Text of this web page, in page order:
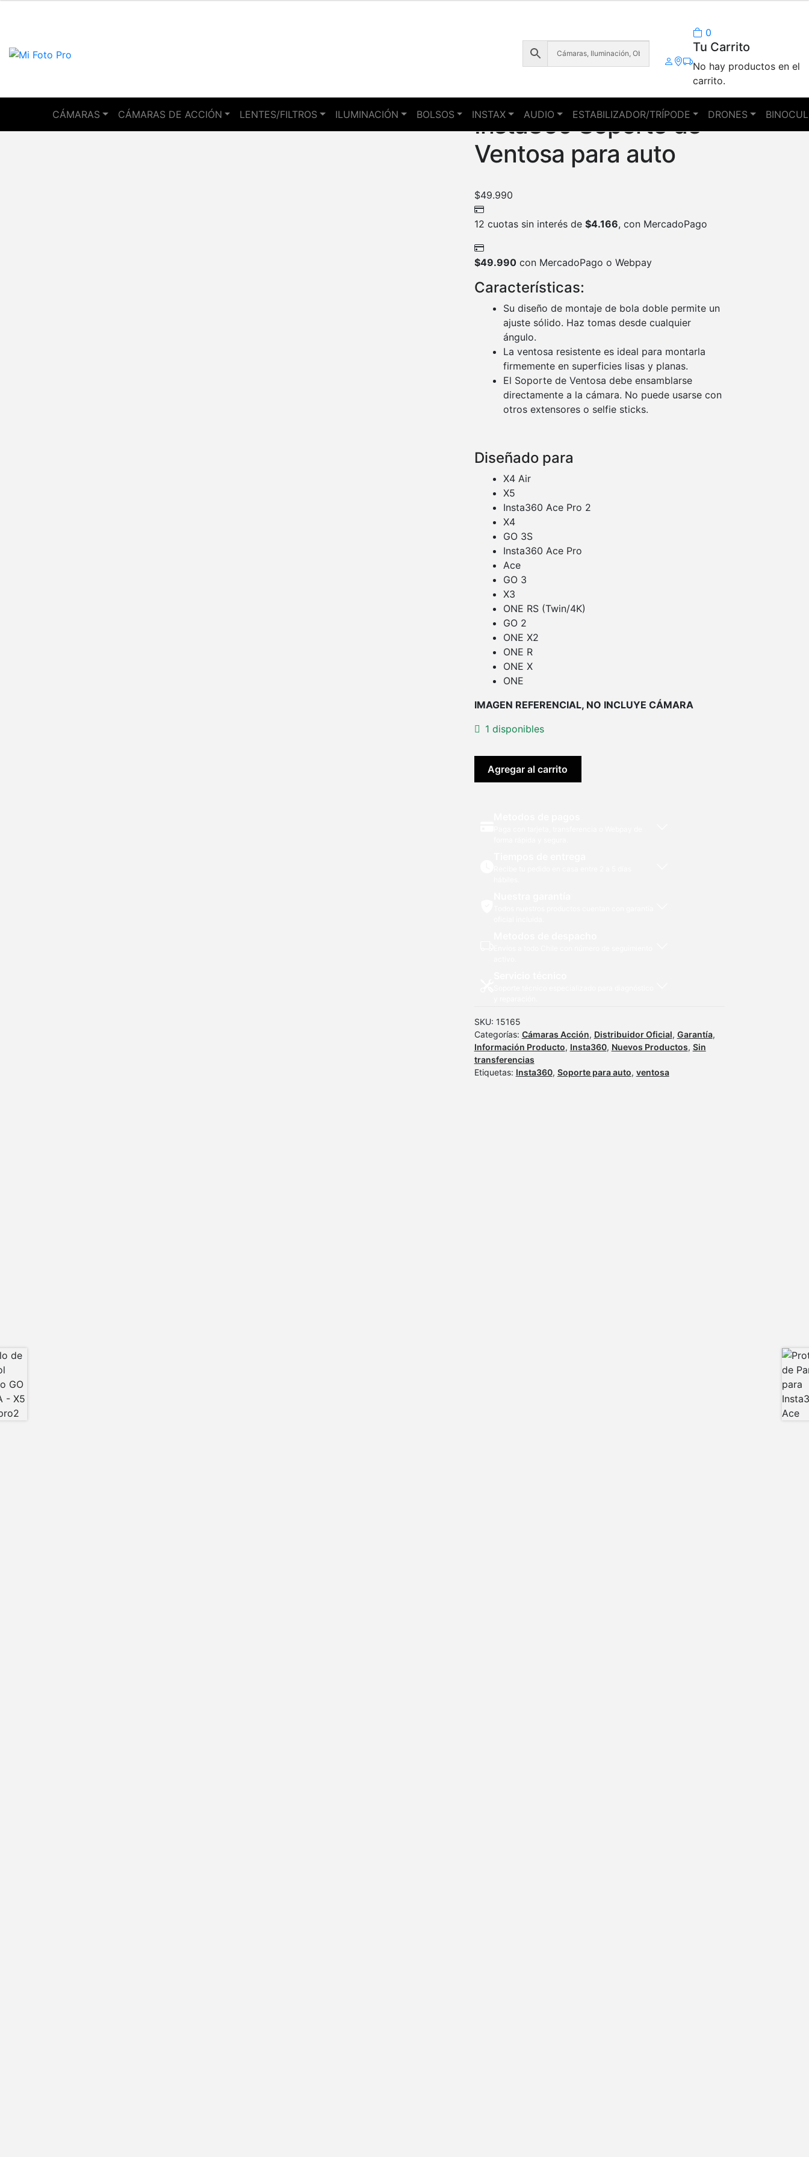
0
Tu Carrito
No hay productos en el
carrito.
CÁMARAS CÁMARAS DE ACCIÓN LENTES/FILTROS ILUMINACIÓN BOLSOS INSTAX AUDIO ESTABILIZADOR/TRÍPODE DRONES
Insta360 Soporte de
Ventosa para auto
$49.990
12 cuotas sin interés de $4.166, con MercadoPago
$49.990con MercadoPago o Webpay
Características:
Su diseño de montaje de bola doble permite un
ajuste sólido. Haz tomas desde cualquier
ángulo.
La ventosa resistente es ideal para montarla
firmemente en superficies lisas y planas.
El Soporte de Ventosa debe ensamblarse
directamente a la cámara. No puede usarse con
otros extensores o selfie sticks.
Diseñado para
X4 Air
X5
Insta360 Ace Pro 2
X4
GO 3S
Insta360 Ace Pro
Ace
GO 3
X3
ONE RS (Twin/4K)
GO 2
ONE X2
ONE R
ONE X
ONE
IMAGEN REFERENCIAL, NO INCLUYE CÁMARA
1 disponibles
Insta360
Soporte
Agregar al carrito
SKU: 15165
Categorías: Cámaras Acción, Distribuidor Oficial, Garantía,
Información Producto, Insta360, Nuevos Productos, Sin
transferencias
Etiquetas: Insta360, Soporte para auto, ventosa